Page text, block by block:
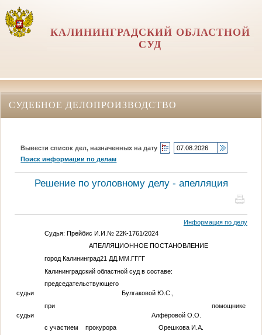
КАЛИНИНГРАДСКИЙ ОБЛАСТНОЙ
СУД
СУДЕБНОЕ ДЕЛОПРОИЗВОДСТВО
Вывести список дел, назначенных на дату
Поиск информации по делам
Решение по уголовному делу - апелляция
Информация по делу
Судья: Прейбис И.И.№ 22К-1761/2024
АПЕЛЛЯЦИОННОЕ ПОСТАНОВЛЕНИЕ
город Калининград21 ДД.ММ.ГГГГ
Калининградский областной суд в составе:
председательствующего
судьи Булгаковой Ю.С.,
при помощнике
судьи Алфёровой О.О.
с участием прокурора Орешкова И.А.